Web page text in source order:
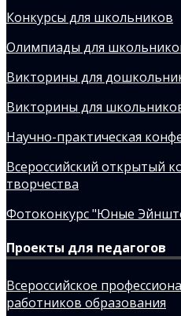
Конкурсы для школьников
Олимпиады для
Викторины для
Викторины для
Научно-практическая
Всероссийский открытый
творчества
Фотоконкурс "Юные
Проекты для педагогов
Всероссийское
работников образования